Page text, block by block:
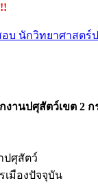
บ นักวิทยาศาสตร์
านปศุสัตว์เขต 2
ปศุสัตว์
เมืองปัจจุบัน